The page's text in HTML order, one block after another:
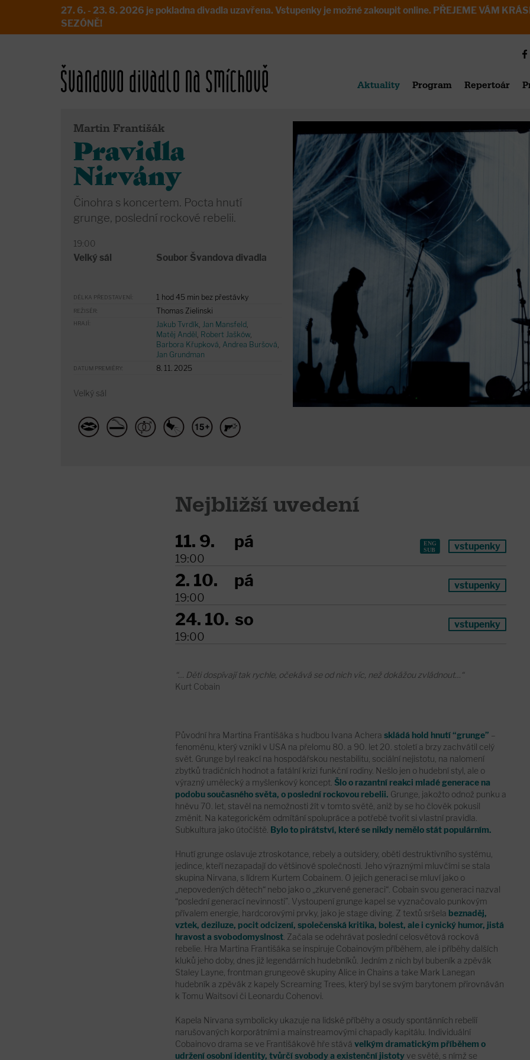
27. 6. - 23. 8. 2026 je pokladna divadla uzavřena. Vstupenky je možné zakoupit online. PŘEJEME VÁM
SEZÓNĚ!
Aktuality Program Repertoár
Martin Františák
Pravidla
Nirvány
Činohra s koncertem. Pocta hnutí
grunge, poslední rockové rebelii.
19:00
Velký sál Soubor Švandova divadla
DÉLKA PŘEDSTAVENÍ: 1 hod 45 min bez přestávky
REŽISÉR: Thomas Zielinski
HRAJÍ: Jakub Tvrdík, Jan Mansfeld,
Matěj Anděl , Robert Jašków,
Barbora Křupková, Andrea Buršová,
Jan Grundman
DATUM PREMIÉRY: 8. 11. 2025
Velký sál
Nejbližší uvedení
11. 9.
19:00
pá vstupenky
2. 10.
19:00
pá vstupenky
24. 10.
19:00
so vstupenky
“… Děti dospívají tak rychle, očekává se od nich víc, než dokážou zvládnout…“
Kurt Cobain
Původní hra Martina Františáka s hudbou Ivana Achera skládá hold hnutí “grunge” –
fenoménu, který vznikl v USA na přelomu 80. a 90. let 20. století a brzy zachvátil celý
svět. Grunge byl reakcí na hospodářskou nestabilitu, sociální nejistotu, na nalomení
zbytků tradičních hodnot a fatální krizi funkční rodiny. Nešlo jen o hudební styl, ale o
výrazný umělecký a myšlenkový koncept. Šlo o razantní reakci mladé generace na
podobu současného světa, o poslední rockovou rebelii. Grunge, jakožto odnož punku a
hněvu 70. let, stavěl na nemožnosti žít v tomto světě, aniž by se ho člověk pokusil
změnit. Na kategorickém odmítání spolupráce a potřebě tvořit si vlastní pravidla.
Subkultura jako útočiště. Bylo to pirátství, které se nikdy nemělo stát populárním.
Hnutí grunge oslavuje ztroskotance, rebely a outsidery, oběti destruktivního systému,
jedince, kteří nezapadají do většinové společnosti. Jeho výraznými mluvčími se stala
skupina Nirvana, s lídrem Kurtem Cobainem. O jejich generaci se mluví jako o
„nepovedených dětech“ nebo jako o „zkurvené generaci“. Cobain svou generaci nazval
“poslední generací nevinnosti”. Vystoupení grunge kapel se vyznačovalo punkovým
přívalem energie, hardcorovými prvky, jako je stage diving. Z textů sršela beznaděj,
vztek, deziluze, pocit odcizení, společenská kritika, bolest, ale i cynický humor, jistá
hravost a svobodomyslnost. Začala se odehrávat poslední celosvětová rocková
rebelie. Hra Martina Františáka se inspiruje Cobainovým příběhem, ale i příběhy dalších
kluků jeho doby, dnes již legendárních hudebníků. Jedním z nich byl bubeník a zpěvák
Staley Layne, frontman grungeové skupiny Alice in Chains a take Mark Lanegan
hudebník a zpěvák z kapely Screaming Trees, který byl se svým barytonem přirovnáván
k Tomu Waitsovi či Leonardu Cohenovi.
Kapela Nirvana symbolicky ukazuje na lidské příběhy a osudy spontánních rebelií
narušovaných korporátními a mainstreamovými chapadly kapitálu. Individuální
Cobainovo drama se ve Františákově hře stává velkým dramatickým příběhem o
udržení osobní identity, tvůrčí svobody a existenční jistotyve světě, s nímž se